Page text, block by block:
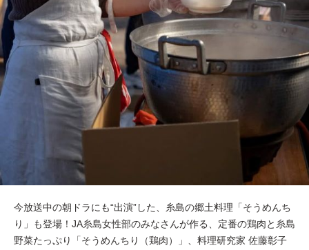
今放送中の朝ドラにも“出演”した、糸島の郷土料理「そうめんち
り」も登場！JA糸島女性部のみなさんが作る、定番の鶏肉と糸島
野菜たっぷり「そうめんちり（鶏肉）」、料理研究家 佐藤彰子